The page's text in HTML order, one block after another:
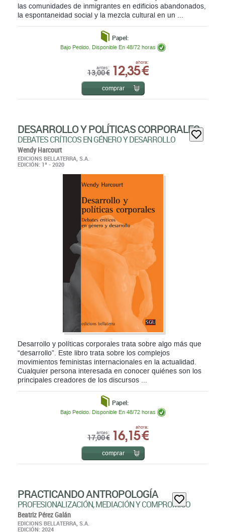
las comunidades de inmigrantes en edificios abandonados,
la espontaneidad social y la mezcla cultural en un ...
Papel:
antes:
13,00 €
ahora:
12,35 €
Bajo Pedido. Disponible En 48/72 horas
comprar
DESARROLLO Y POLÍTICAS CORPORALES
DEBATES CRÍTICOS EN GÉNERO Y DESARROLLO
Wendy Harcourt
EDICIONS BELLATERRA, S.A.
EDICIÓN: 1ª - 2020
Desarrollo y políticas corporales trata sobre algo más que
“desarrollo”. Este libro trata sobre los complejos
movimientos feministas internacionales en la actualidad.
Cualquier persona interesada en conocer quiénes son los
principales creadores de los discursos ...
Papel:
antes:
17,00 €
ahora:
16,15 €
Bajo Pedido. Disponible En 48/72 horas
comprar
PRACTICANDO ANTROPOLOGÍA
PROFESIONALIZACIÓN, MEDIACIÓN Y COMPROMISO
Beatriz Pérez Galán
EDICIONS BELLATERRA, S.A.
EDICIÓN: 2024